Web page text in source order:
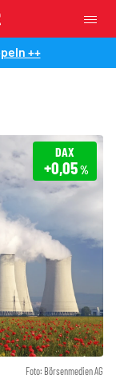
++
Foto: Börsenmedien AG
DAX
+0,05%